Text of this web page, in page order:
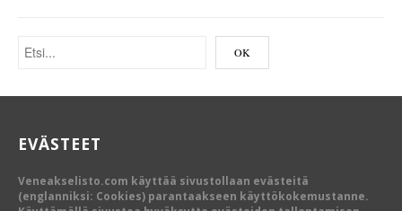
EVÄSTEET
Veneakselisto.com käyttää sivustollaan evästeitä
(englanniksi: Cookies) parantaakseen käyttökokemustanne.